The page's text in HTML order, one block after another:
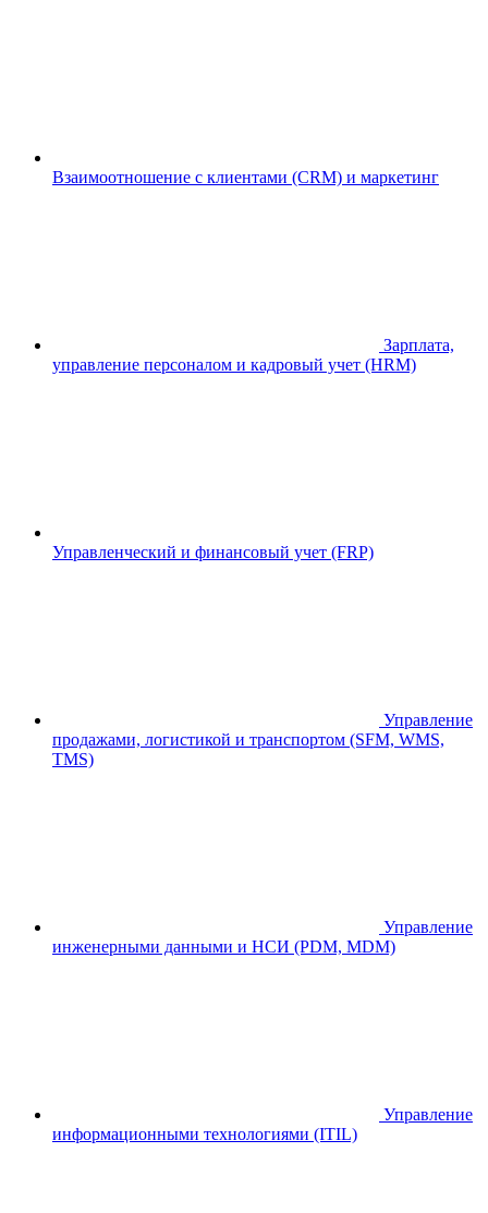
Взаимоотношение с клиентами (CRM) и маркетинг
Зарплата,
управление персоналом и кадровый учет (HRM)
Управленческий и финансовый учет (FRP)
Управление
продажами, логистикой и транспортом (SFM, WMS,
TMS)
Управление
инженерными данными и НСИ (PDM, MDM)
Управление
информационными технологиями (ITIL)